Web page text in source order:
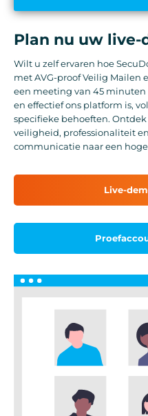
Plan nu uw live-
Wilt u zelf ervaren hoe
met AVG-proof Veilig Mailen
een meeting van 45
en effectief ons platform is,
specifieke behoeften.
veiligheid, professionaliteit
communicatie naar een
Live-